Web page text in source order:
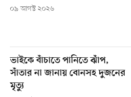
০৯ আগস্ট ২০২৬
ভাইকে বাঁচাতে পানিতে ঝাঁপ,
সাঁতার না জানায় বোনসহ দুজনের
মৃত্যু